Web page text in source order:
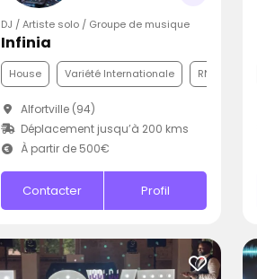
DJ / Artiste solo / Groupe de musique
Infinia
House Variété Internationale RNB
Alfortville (94)
Déplacement jusqu’à 200 kms
À partir de 500€
Contacter Profil